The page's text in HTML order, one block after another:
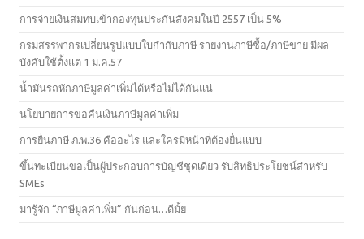
การจ่ายเงินสมทบเข้ากองทุนประกันสังคมในปี 2557 เป็น 5%
กรมสรรพากรเปลี่ยนรูปแบบใบกํากับภาษี รายงานภาษีซื้อ/ภาษีขาย มีผล
บังคับใช้ตั้งแต่ 1 ม.ค.57
น้ำมันรถหักภาษีมูลค่าเพิ่มได้หรือไม่ได้กันแน่
นโยบายการขอคืนเงินภาษีมูลค่าเพิ่ม
การยื่นภาษี ภ.พ.36 คืออะไร และใครมีหน้าที่ต้องยื่นแบบ
ขึ้นทะเบียนขอเป็นผู้ประกอบการบัญชีชุดเดียว รับสิทธิประโยชน์สำหรับ
SMEs
มารู้จัก “ภาษีมูลค่าเพิ่ม” กันก่อน…ดีมั้ย